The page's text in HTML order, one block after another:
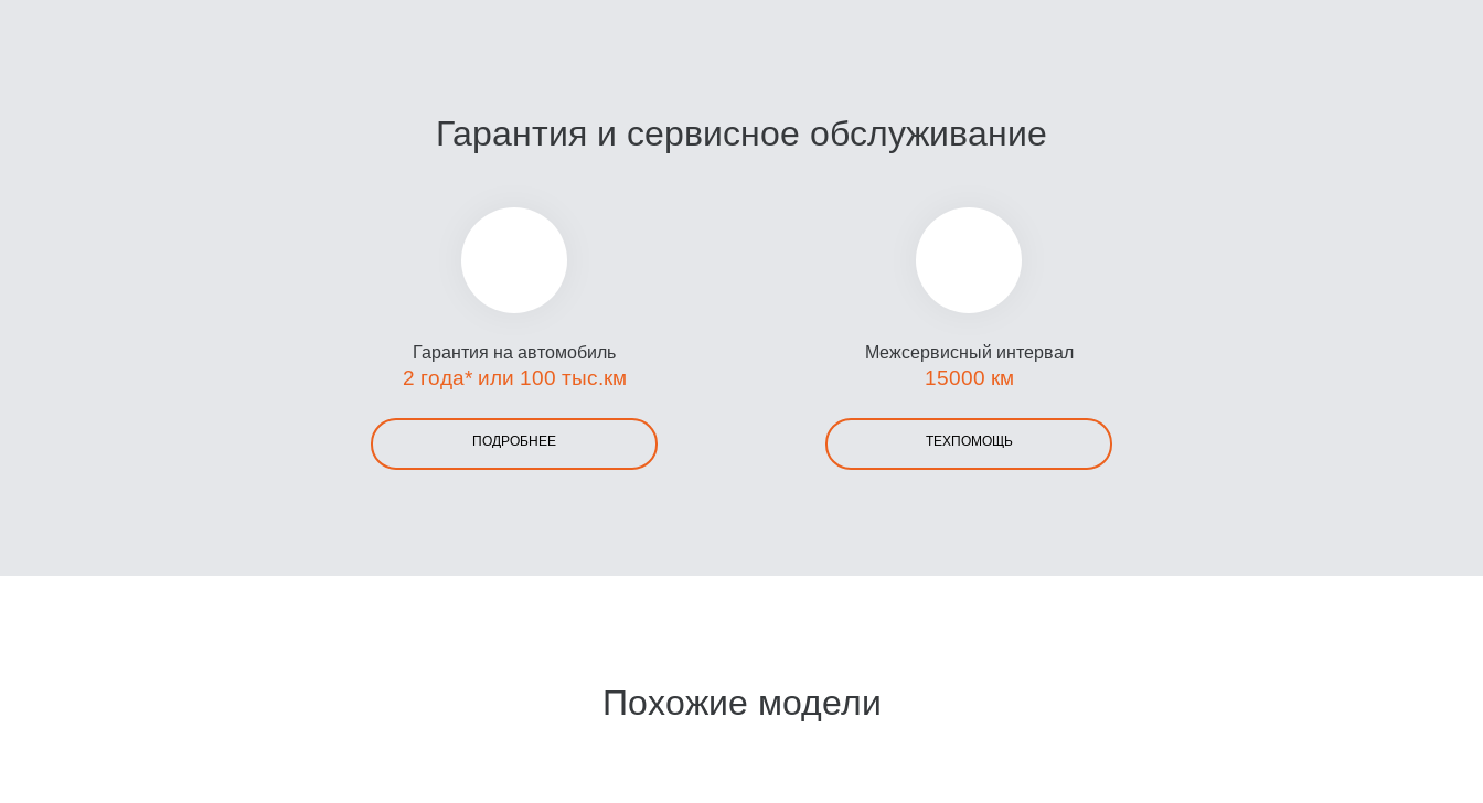
Гарантия и сервисное обслуживание
Гарантия на автомобиль
2 года* или 100 тыс.км
ПОДРОБНЕЕ
Межсервисный интервал
15000 км
ТЕХПОМОЩЬ
Похожие модели